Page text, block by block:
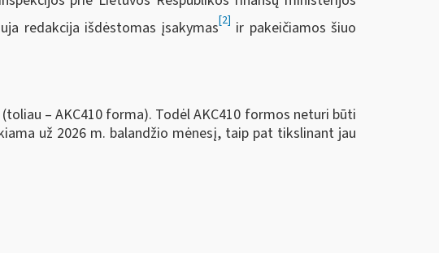
redakcija išdėstomas įsakymas[2] ir pakeičiamos šiuo
– AKC410 forma). Todėl AKC410 formos neturi būti
už 2026 m. balandžio mėnesį, taip pat tikslinant jau